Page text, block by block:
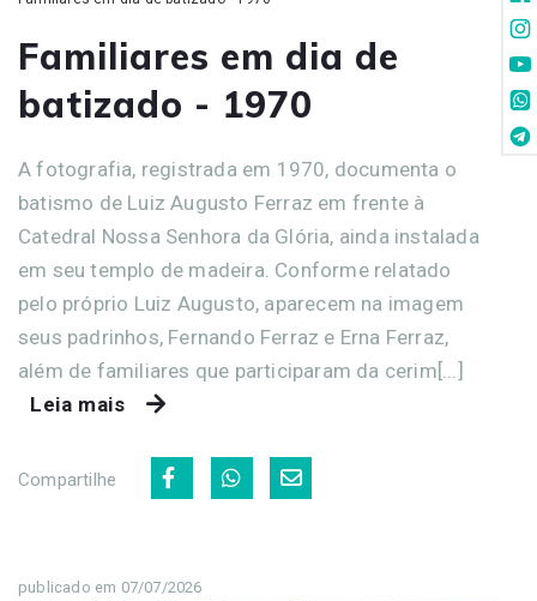
Familiares em dia de
batizado - 1970
A fotografia, registrada em 1970, documenta o
batismo de Luiz Augusto Ferraz em frente à
Catedral Nossa Senhora da Glória, ainda instalada
em seu templo de madeira. Conforme relatado
pelo próprio Luiz Augusto, aparecem na imagem
seus padrinhos, Fernando Ferraz e Erna Ferraz,
além de familiares que participaram da cerim[...]
Leia mais
Compartilhe
publicado em 07/07/2026